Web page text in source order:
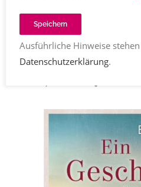
Kinderrechte und
Children
Kommentare
Speichern
Ausführliche Hinweise
Datenschutzerklärung.